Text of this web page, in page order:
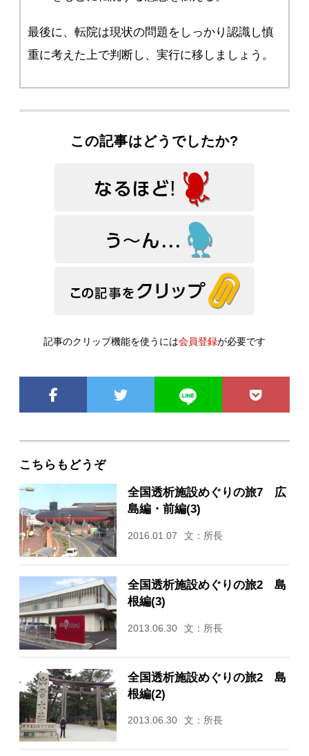
最後に、転院は現状の問題をしっかり認識し慎
重に考えた上で判断し、実行に移しましょう。
この記事はどうでしたか?
記事のクリップ機能を使うには会員登録が必要です
こちらもどうぞ
全国透析施設めぐりの旅7 広
島編・前編(3)
2016.01.07 文：所長
全国透析施設めぐりの旅2 島
根編(3)
2013.06.30 文：所長
全国透析施設めぐりの旅2 島
根編(2)
2013.06.30 文：所長